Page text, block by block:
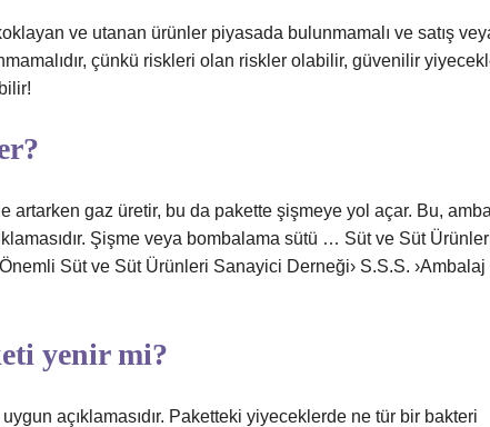
ve utanan ürünler piyasada bulunmamalı ve satış
çünkü riskleri olan riskler olabilir, güvenilir
artarken gaz üretir, bu da pakette şişmeye yol açar. Bu,
Şişme veya bombalama sütü … Süt ve Süt
Süt ve Süt Ürünleri Sanayici Derneği› S.S.S. ›Ambalaj
yenir mi?
açıklamasıdır. Paketteki yiyeceklerde ne tür bir bakteri